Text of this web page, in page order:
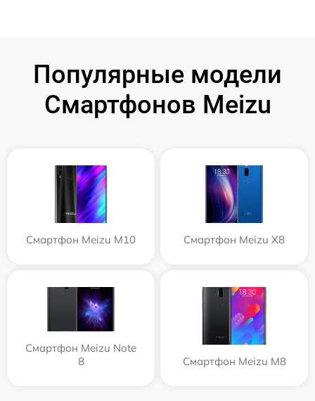
Популярные модели
Смартфонов Meizu
Смартфон Meizu M10 Смартфон Meizu X8
Смартфон Meizu Note
8
Смартфон Meizu M8